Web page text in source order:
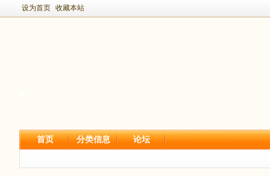
设为首页 收藏本站
首页 分类信息 论坛